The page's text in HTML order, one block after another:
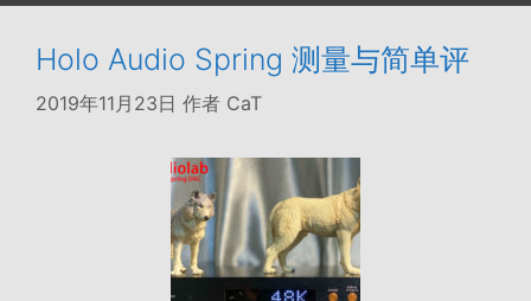
Holo Audio Spring 测量与简单评
2019年11月23日 作者 CaT